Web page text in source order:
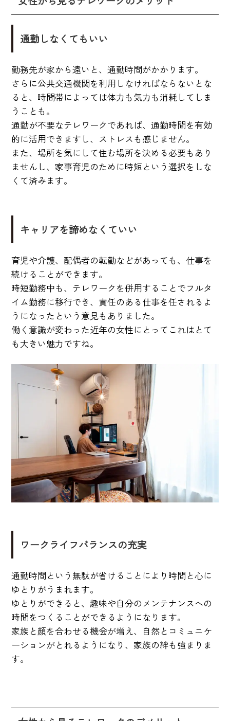
通勤しなくてもいい
勤務先が家から遠いと、通勤時間がかかります。
さらに公共交通機関を利用しなければならないとな
ると、時間帯によっては体力も気力も消耗してしま
うことも。
通勤が不要なテレワークであれば、通勤時間を有効
的に活用できますし、ストレスも感じません。
また、場所を気にして住む場所を決める必要もあり
ませんし、家事育児のために時短という選択をしな
くて済みます。
キャリアを諦めなくていい
育児や介護、配偶者の転勤などがあっても、仕事を
続けることができます。
時短勤務中も、テレワークを併用することでフルタ
イム勤務に移行でき、責任のある仕事を任されるよ
うになったという意見もありました。
働く意識が変わった近年の女性にとってこれはとて
も大きい魅力ですね。
ワークライフバランスの充実
通勤時間という無駄が省けることにより時間と心に
ゆとりがうまれます。
ゆとりができると、趣味や自分のメンテナンスへの
時間をつくることができるようになります。
家族と顔を合わせる機会が増え、自然とコミュニケ
ーションがとれるようになり、家族の絆も強まりま
す。